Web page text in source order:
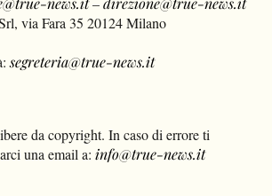
via Fara 35 20124 Milano
segreteria@true-news.it
da copyright. In caso di errore ti
una email a: info@true-news.it